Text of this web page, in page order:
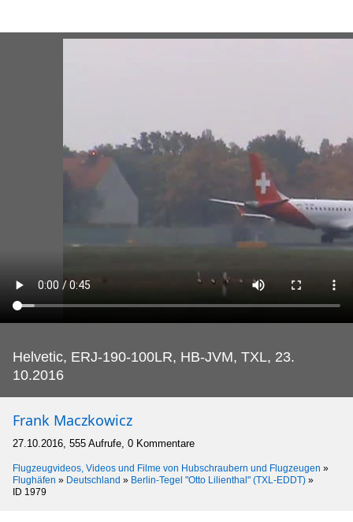
Helvetic, ERJ-190-100LR, HB-JVM, TXL, 23.
10.2016
Frank Maczkowicz
27.10.2016, 555 Aufrufe, 0 Kommentare
Flugzeugvideos, Videos und Filme von Hubschraubern und Flugzeugen »
Flughäfen » Deutschland » Berlin-Tegel "Otto Lilienthal" (TXL-EDDT) »
ID 1979